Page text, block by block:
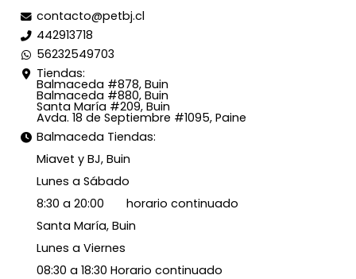
contacto@petbj.cl
442913718
56232549703
Tiendas:
Balmaceda #878, Buin
Balmaceda #880, Buin
Santa María #209, Buin
Avda. 18 de Septiembre #1095, Paine
Balmaceda Tiendas:
Miavet y BJ, Buin
Lunes a Sábado
8:30 a 20:00 horario continuado
Santa María, Buin
Lunes a Viernes
08:30 a 18:30 Horario continuado